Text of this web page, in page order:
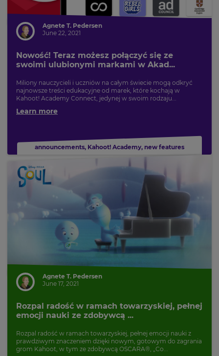
Agnete T. Pedersen
June 22, 2021
Nowość! Teraz możesz połączyć się ze
swoimi ulubionymi markami w Akad...
Miliony nauczycieli i uczniów na całym świecie mogą odkryć
najnowsze treści edukacyjne od marek, które kochają w
Kahoot! Academy Connect, jedynej w swoim rodzaju...
Learn more
announcements, Kahoot! Academy, new features
Agnete T. Pedersen
June 17, 2021
Rozpal radość w ramach towarzyskiej, pełnej
emocji nauki ze zdobywcą ...
Rozpal radość w ramach towarzyskiej, pełnej emocji nauki z
prawdziwym znaczeniem dzięki nowym, gotowym do zagrania
grom Kahoot, w tym ze zdobywcą OSCARA®, „Co...